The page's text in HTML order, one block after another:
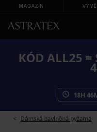
MAGAZÍN
KÓD ALL25 =
18H 46
Dámská bavlněná pyžama